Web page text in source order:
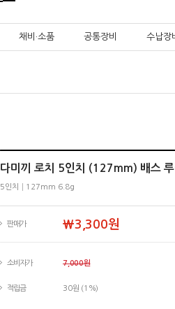
채비·소품 공통장비 수납장
다미끼 로치 5인치 (127mm) 배스
5인치│127mm 6.8g
판매가 ￦3,300원
소비자가 7,000원
적립금 30원 (1%)